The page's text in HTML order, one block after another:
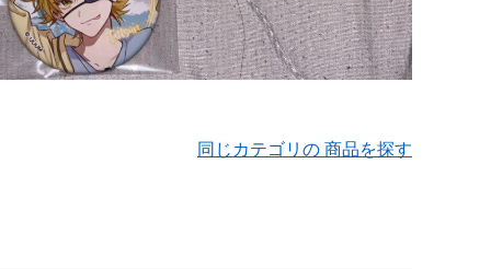
同じカテゴリの 商品を探す